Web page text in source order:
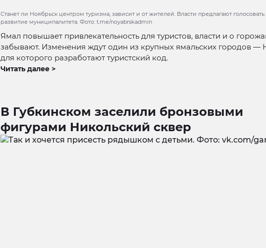
Станет ли Ноябрьск центром туризма, зависит и от жителей. Власти предлагают
развитие муниципалитета. Фото: t.me/noyabrskadmin
Ямал повышает привлекательность для туристов, власти и о
забывают. Изменения ждут один из крупных ямальских городов —
для которого разработают туристский код.
Читать далее >
В Губкинском заселили бронзовыми
фигурами Никольский сквер